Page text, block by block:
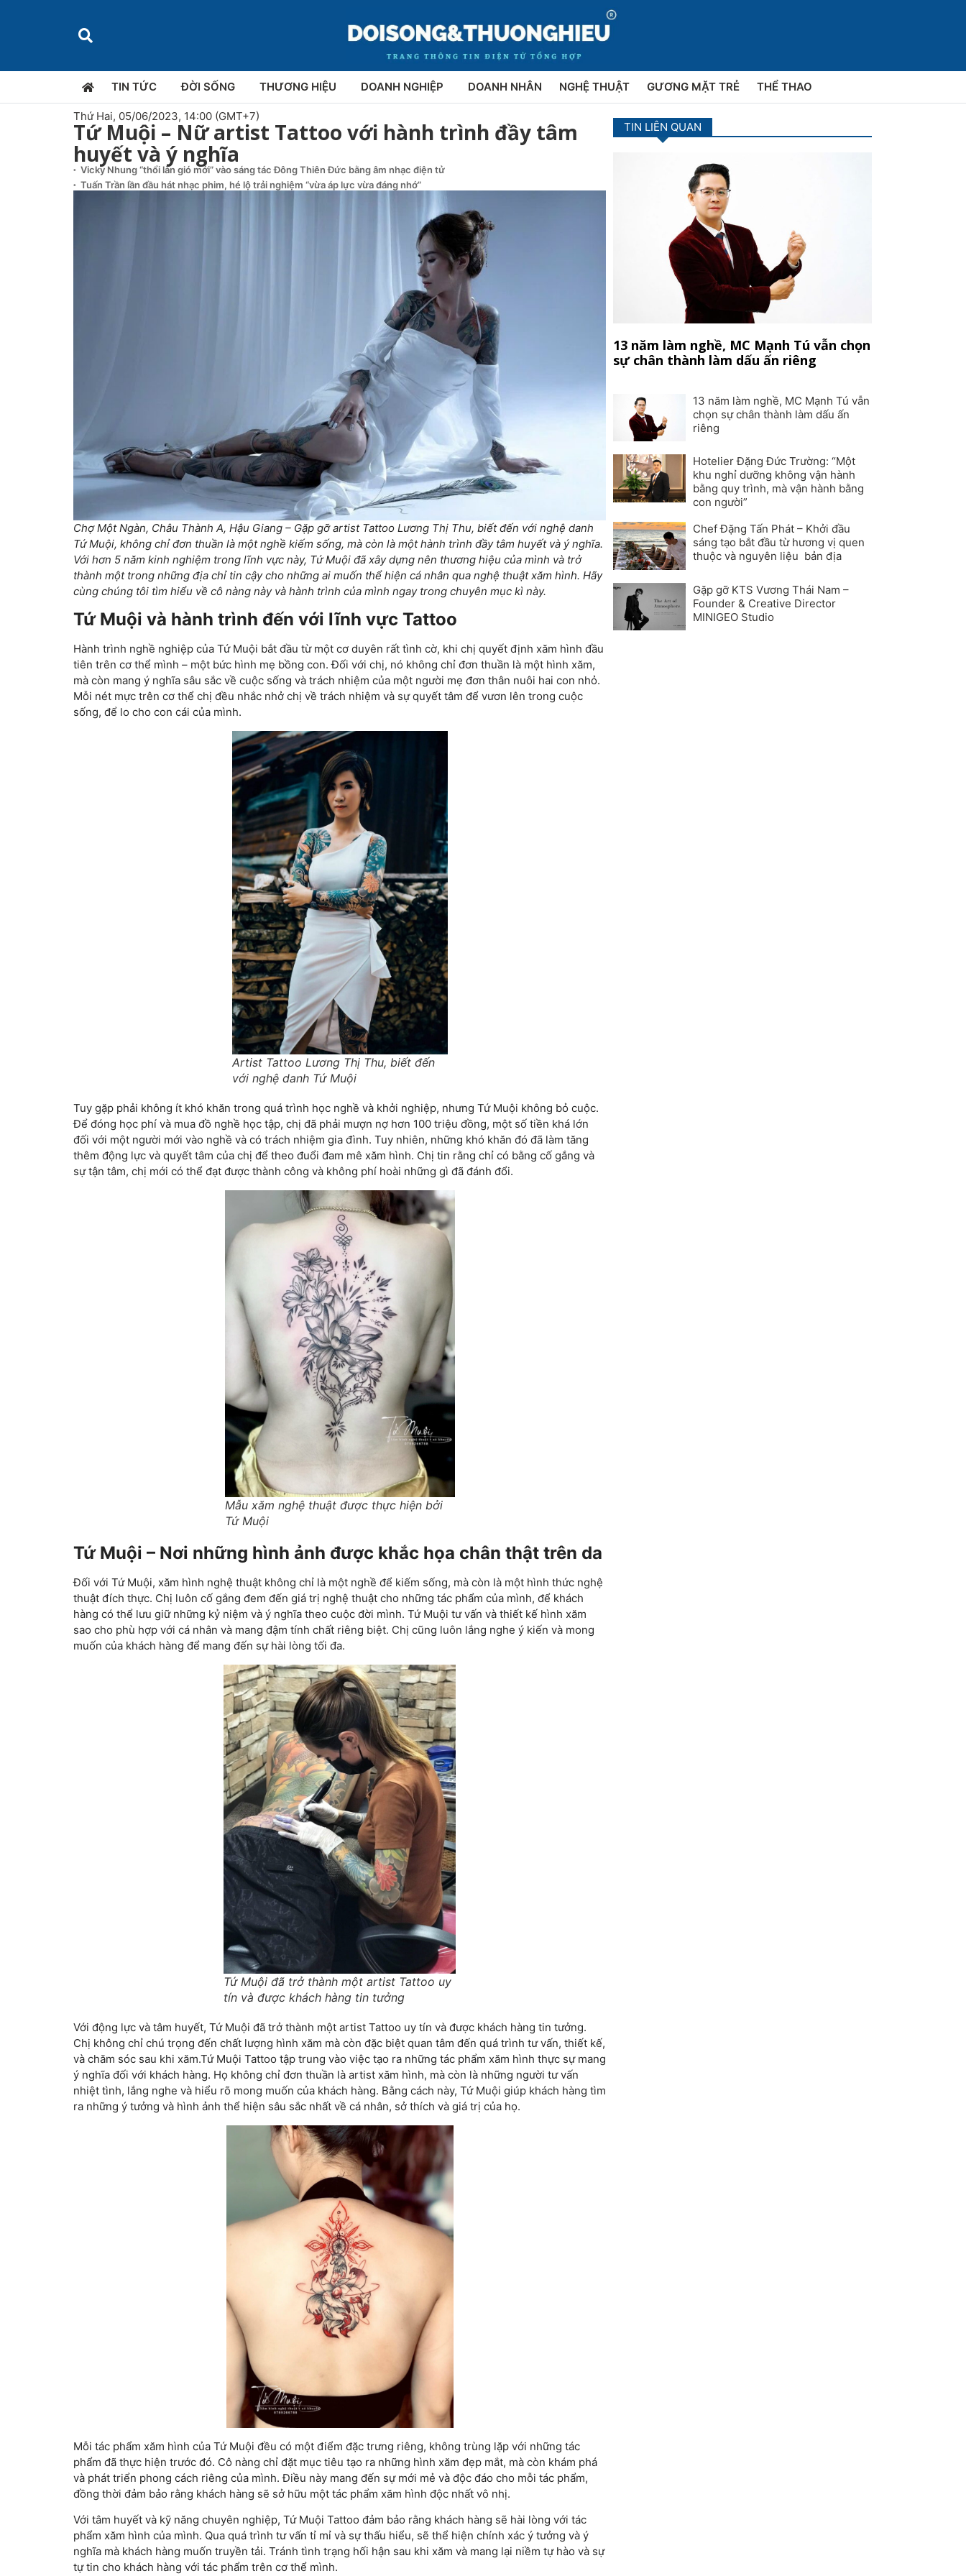
TIN TỨC ĐỜI SỐNG THƯƠNG HIỆU DOANH NGHIỆP DOANH NHÂN NGHỆ THUẬT GƯƠNG MẶT TRẺ THỂ THAO
Thứ Hai, 05/06/2023, 14:00 (GMT+7)
Tứ Muội – Nữ artist Tattoo với hành trình đầy tâm
huyết và ý nghĩa
Vicky Nhung “thổi làn gió mới” vào sáng tác Đông Thiên Đức bằng âm nhạc điện tử
Tuấn Trần lần đầu hát nhạc phim, hé lộ trải nghiệm “vừa áp lực vừa đáng nhớ”
Chợ Một Ngàn, Châu Thành A, Hậu Giang – Gặp gỡ artist Tattoo Lương Thị Thu, biết đến với nghệ danh
Tứ Muội, không chỉ đơn thuần là một nghề kiếm sống, mà còn là một hành trình đầy tâm huyết và ý nghĩa.
Với hơn 5 năm kinh nghiệm trong lĩnh vực này, Tứ Muội đã xây dựng nên thương hiệu của mình và trở
thành một trong những địa chỉ tin cậy cho những ai muốn thể hiện cá nhân qua nghệ thuật xăm hình. Hãy
cùng chúng tôi tìm hiểu về cô nàng này và hành trình của mình ngay trong chuyên mục kì này.
Tứ Muội và hành trình đến với lĩnh vực Tattoo
Hành trình nghề nghiệp của Tứ Muội bắt đầu từ một cơ duyên rất tình cờ, khi chị quyết định xăm hình đầu
tiên trên cơ thể mình – một bức hình mẹ bồng con. Đối với chị, nó không chỉ đơn thuần là một hình xăm,
mà còn mang ý nghĩa sâu sắc về cuộc sống và trách nhiệm của một người mẹ đơn thân nuôi hai con nhỏ.
Mỗi nét mực trên cơ thể chị đều nhắc nhở chị về trách nhiệm và sự quyết tâm để vươn lên trong cuộc
sống, để lo cho con cái của mình.
Artist Tattoo Lương Thị Thu, biết đến
với nghệ danh Tứ Muội
Tuy gặp phải không ít khó khăn trong quá trình học nghề và khởi nghiệp, nhưng Tứ Muội không bỏ cuộc.
Để đóng học phí và mua đồ nghề học tập, chị đã phải mượn nợ hơn 100 triệu đồng, một số tiền khá lớn
đối với một người mới vào nghề và có trách nhiệm gia đình. Tuy nhiên, những khó khăn đó đã làm tăng
thêm động lực và quyết tâm của chị để theo đuổi đam mê xăm hình. Chị tin rằng chỉ có bằng cố gắng và
sự tận tâm, chị mới có thể đạt được thành công và không phí hoài những gì đã đánh đổi.
Mẫu xăm nghệ thuật được thực hiện bởi
Tứ Muội
Tứ Muội – Nơi những hình ảnh được khắc họa chân thật trên da
Đối với Tứ Muội, xăm hình nghệ thuật không chỉ là một nghề để kiếm sống, mà còn là một hình thức nghệ
thuật đích thực. Chị luôn cố gắng đem đến giá trị nghệ thuật cho những tác phẩm của mình, để khách
hàng có thể lưu giữ những kỷ niệm và ý nghĩa theo cuộc đời mình. Tứ Muội tư vấn và thiết kế hình xăm
sao cho phù hợp với cá nhân và mang đậm tính chất riêng biệt. Chị cũng luôn lắng nghe ý kiến và mong
muốn của khách hàng để mang đến sự hài lòng tối đa.
Tứ Muội đã trở thành một artist Tattoo uy
tín và được khách hàng tin tưởng
Với động lực và tâm huyết, Tứ Muội đã trở thành một artist Tattoo uy tín và được khách hàng tin tưởng.
Chị không chỉ chú trọng đến chất lượng hình xăm mà còn đặc biệt quan tâm đến quá trình tư vấn, thiết kế,
và chăm sóc sau khi xăm.Tứ Muội Tattoo tập trung vào việc tạo ra những tác phẩm xăm hình thực sự mang
ý nghĩa đối với khách hàng. Họ không chỉ đơn thuần là artist xăm hình, mà còn là những người tư vấn
nhiệt tình, lắng nghe và hiểu rõ mong muốn của khách hàng. Bằng cách này, Tứ Muội giúp khách hàng tìm
ra những ý tưởng và hình ảnh thể hiện sâu sắc nhất về cá nhân, sở thích và giá trị của họ.
Mỗi tác phẩm xăm hình của Tứ Muội đều có một điểm đặc trưng riêng, không trùng lặp với những tác
phẩm đã thực hiện trước đó. Cô nàng chỉ đặt mục tiêu tạo ra những hình xăm đẹp mắt, mà còn khám phá
và phát triển phong cách riêng của mình. Điều này mang đến sự mới mẻ và độc đáo cho mỗi tác phẩm,
đồng thời đảm bảo rằng khách hàng sẽ sở hữu một tác phẩm xăm hình độc nhất vô nhị.
Với tâm huyết và kỹ năng chuyên nghiệp, Tứ Muội Tattoo đảm bảo rằng khách hàng sẽ hài lòng với tác
phẩm xăm hình của mình. Qua quá trình tư vấn tỉ mỉ và sự thấu hiểu, sẽ thể hiện chính xác ý tưởng và ý
nghĩa mà khách hàng muốn truyền tải. Tránh tình trạng hối hận sau khi xăm và mang lại niềm tự hào và sự
tự tin cho khách hàng với tác phẩm trên cơ thể mình.
TIN LIÊN QUAN
13 năm làm nghề, MC Mạnh Tú vẫn chọn
sự chân thành làm dấu ấn riêng
13 năm làm nghề, MC Mạnh Tú vẫn
chọn sự chân thành làm dấu ấn
riêng
Hotelier Đặng Đức Trường: “Một
khu nghỉ dưỡng không vận hành
bằng quy trình, mà vận hành bằng
con người”
Chef Đặng Tấn Phát – Khởi đầu
sáng tạo bắt đầu từ hương vị quen
thuộc và nguyên liệu bản địa
Gặp gỡ KTS Vương Thái Nam –
Founder & Creative Director
MINIGEO Studio